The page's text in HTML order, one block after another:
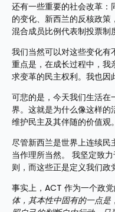
还有一些重要的社会改革：
的变化、新西兰的反核政
混合成员比例代表制投票制
我们当然可以对这些变化有
重点是，在成长过程中，
求变革的民主权利。我也因
可悲的是，今天我们生活
界。这就是为什么像这样
维护民主及其伴随的价值观。
尽管新西兰是世界上连续
当作理所当然。 我坚定致
则，而这些正是定义我们政
事实上，ACT 作为一个政
体，其本性中固有的一点